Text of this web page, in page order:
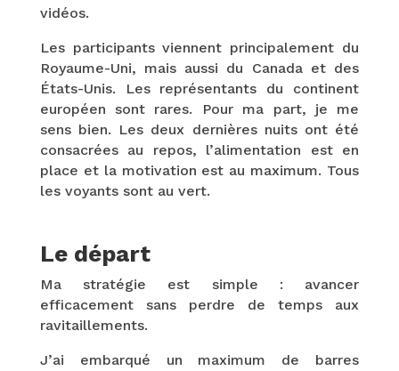
vidéos.
Les participants viennent principalement du
Royaume-Uni, mais aussi du Canada et des
États-Unis. Les représentants du continent
européen sont rares. Pour ma part, je me
sens bien. Les deux dernières nuits ont été
consacrées au repos, l’alimentation est en
place et la motivation est au maximum. Tous
les voyants sont au vert.
Le départ
Ma stratégie est simple : avancer
efficacement sans perdre de temps aux
ravitaillements.
J’ai embarqué un maximum de barres